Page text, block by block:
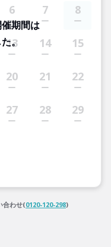
6 7 8
13 14 15
20 21 22
27 28 29
期間は
。
合わせ(0120-120-298)